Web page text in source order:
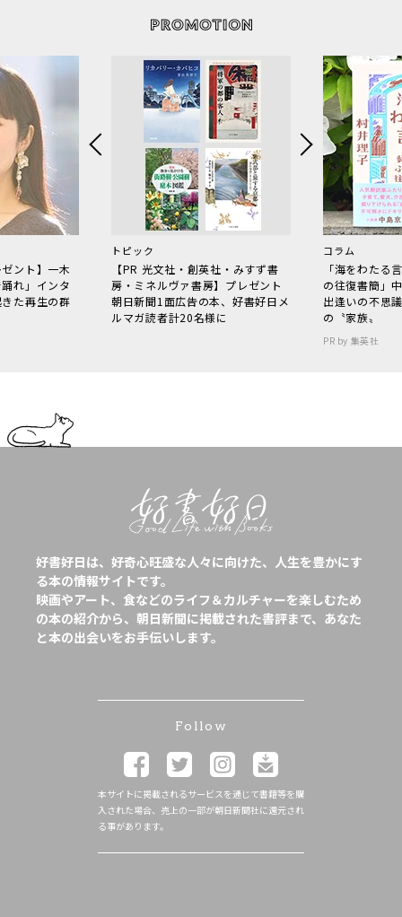
ント】一木
れ」インタ
た再生の群
トピック
【PR 光文社・創英社・みすず書
房・ミネルヴァ書房】プレゼント
朝日新聞1面広告の本、好書好日メ
ルマガ読者計20名様に
コラム
「海をわた
の往復書簡」
出逢いの不思
の〝家族〟
PR by 集英社
好書好日は、好奇心旺盛な人々に向けた、人生を豊かにす
る本の情報サイトです。
映画やアート、食などのライフ＆カルチャーを楽しむため
の本の紹介から、朝日新聞に掲載された書評まで、あなた
と本の出会いをお手伝いします。
Follow
本サイトに掲載されるサービスを通じて書籍等を購
入された場合、売上の一部が朝日新聞社に還元され
る事があります。